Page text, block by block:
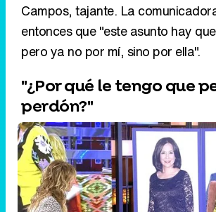
Campos, tajante. La
entonces que "este asunto hay
pero ya no por mí, sino por ella".
"¿Por qué le tengo que
perdón?"